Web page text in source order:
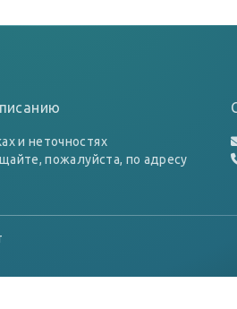
и неточностях
пожалуйста, по адресу